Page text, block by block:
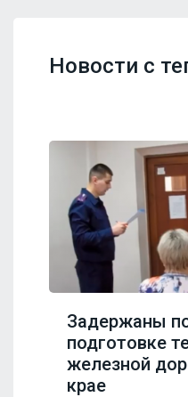
Новости с
Задержаны
подготовке
железной
крае